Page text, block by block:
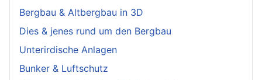
Bergbau & Altbergbau in 3D
Dies & jenes rund um den Bergbau
Unterirdische Anlagen
Bunker & Luftschutz